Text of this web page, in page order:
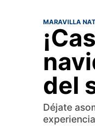
MARAVILLA
del
Déjate